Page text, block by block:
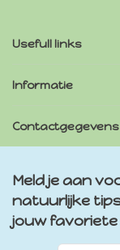
Usefull links
Informatie
Contactgegevens
Meld je aan
natuurlijke
jouw